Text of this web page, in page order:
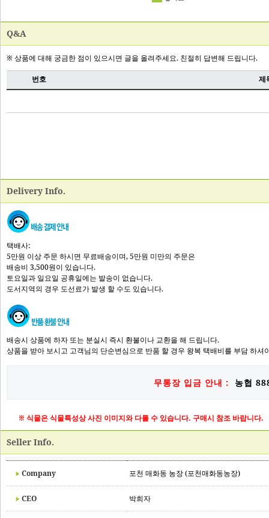
Q&A
Delivery Info.
택배사:
5만원 이상 주문 하시면 무료배송이며, 5만원 미만의 주문은
배송비 3,500원이 있습니다.
토요일과 일요일 공휴일에는 발송이 없습니다.
도서지역의 경우 도선료가 발생 할 수도 있습니다.
배송시 상품에 하자 또는 분실시 즉시 환불이나 교환을 해 드립니다.
상품을 받아 보시고 고객님의 단순변심으로 반품 할 경우 왕복 택배비를 부담 하셔
무통장 입금 안내 : 농협
※ 식물은 식물특성상 사진 이미지와 다를 수 있습니다. 구매시 참조 바랍니다.
Seller Info.
Company 포천 매화동 농장 (포천매화동농장)
CEO 박희자